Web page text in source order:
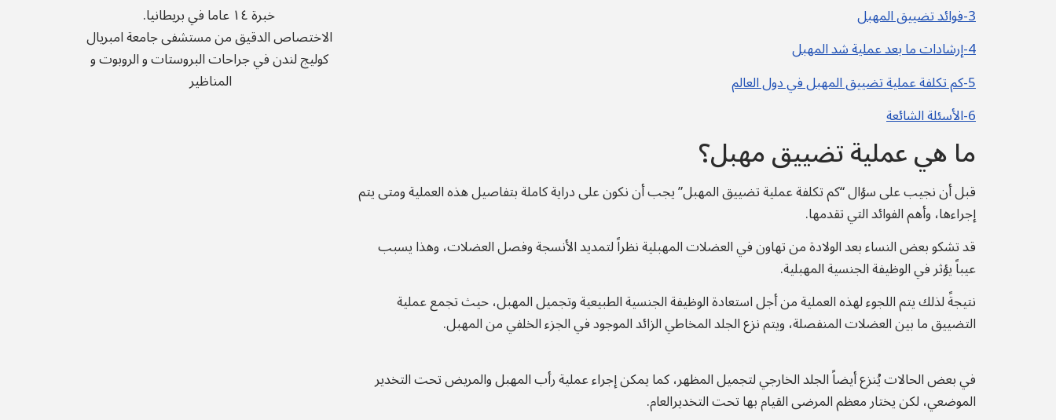
3-فوائد تضييق المهبل
4-إرشادات ما بعد عملية شد المهبل
5-كم تكلفة عملية تضييق المهبل في دول العالم
6-الأسئلة الشائعة
ما هي عملية تضييق مهبل؟
قبل أن نجيب على سؤال “كم تكلفة عملية تضييق المهبل” يجب أن نكون على دراية كاملة بتفاصيل هذه العملية ومتى يتم
إجراءها، وأهم الفوائد التي تقدمها.
قد تشكو بعض النساء بعد الولادة من تهاون في العضلات المهبلية نظراً لتمديد الأنسجة وفصل العضلات، وهذا يسبب
عيباً يؤثر في الوظيفة الجنسية المهبلية.
نتيجةً لذلك يتم اللجوء لهذه العملية من أجل استعادة الوظيفة الجنسية الطبيعية وتجميل المهبل، حيث تجمع عملية
التضييق ما بين العضلات المنفصلة، ويتم نزع الجلد المخاطي الزائد الموجود في الجزء الخلفي من المهبل.
في بعض الحالات يُنزع أيضاً الجلد الخارجي لتجميل المظهر، كما يمكن إجراء عملية رأب المهبل والمريض تحت التخدير
الموضعي، لكن يختار معظم المرضى القيام بها تحت التخديرالعام.
خبرة ١٤ عاما في بريطانيا.
الاختصاص الدقيق من مستشفى جامعة امبريال
كوليج لندن في جراحات البروستات و الروبوت و
المناظير